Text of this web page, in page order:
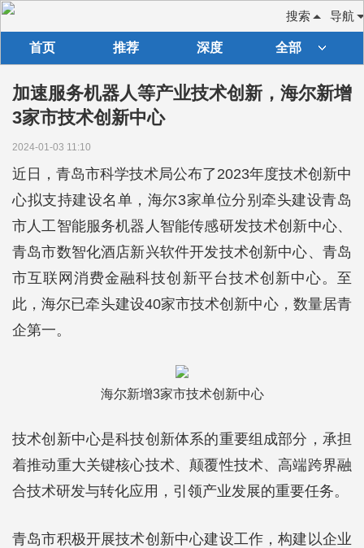
导航
搜索
首页 推荐 深度 全部
加速服务机器人等产业技术创新，海尔新增
3家市技术创新中心
2024-01-03 11:10
近日，青岛市科学技术局公布了2023年度技术创新中
心拟支持建设名单，海尔3家单位分别牵头建设青岛
市人工智能服务机器人智能传感研发技术创新中心、
青岛市数智化酒店新兴软件开发技术创新中心、青岛
市互联网消费金融科技创新平台技术创新中心。至
此，海尔已牵头建设40家市技术创新中心，数量居青
企第一。
海尔新增3家市技术创新中心
技术创新中心是科技创新体系的重要组成部分，承担
着推动重大关键核心技术、颠覆性技术、高端跨界融
合技术研发与转化应用，引领产业发展的重要任务。
青岛市积极开展技术创新中心建设工作，构建以企业